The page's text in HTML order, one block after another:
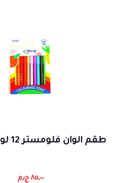
طقم الوان فلومستر 12 لون Yalong 2
٨٥,٠٠ ج٫م